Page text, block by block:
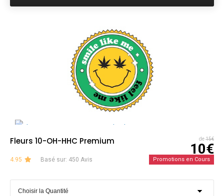
Fleurs 10-OH-HHC Premium de15€
10€
4.95 Basé sur: 450 Avis Promotions en Cours